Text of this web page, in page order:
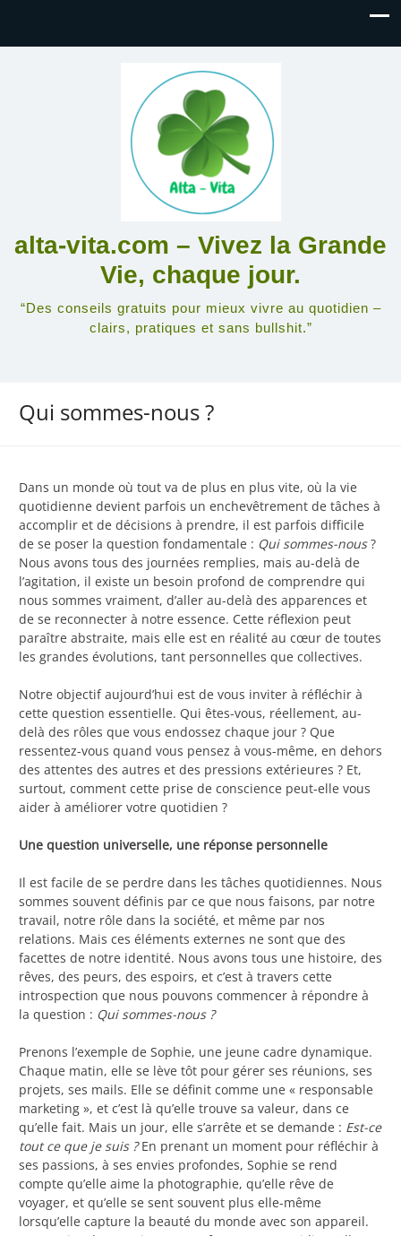
alta-vita.com – Vivez la Grande
Vie, chaque jour.
“Des conseils gratuits pour mieux vivre au quotidien –
clairs, pratiques et sans bullshit.”
Qui sommes-nous ?
Dans un monde où tout va de plus en plus vite, où la vie
quotidienne devient parfois un enchevêtrement de tâches à
accomplir et de décisions à prendre, il est parfois difficile
de se poser la question fondamentale : Qui sommes-nous?
Nous avons tous des journées remplies, mais au-delà de
l’agitation, il existe un besoin profond de comprendre qui
nous sommes vraiment, d’aller au-delà des apparences et
de se reconnecter à notre essence. Cette réflexion peut
paraître abstraite, mais elle est en réalité au cœur de toutes
les grandes évolutions, tant personnelles que collectives.
Notre objectif aujourd’hui est de vous inviter à réfléchir à
cette question essentielle. Qui êtes-vous, réellement, au-
delà des rôles que vous endossez chaque jour ? Que
ressentez-vous quand vous pensez à vous-même, en dehors
des attentes des autres et des pressions extérieures ? Et,
surtout, comment cette prise de conscience peut-elle vous
aider à améliorer votre quotidien ?
Une question universelle, une réponse personnelle
Il est facile de se perdre dans les tâches quotidiennes. Nous
sommes souvent définis par ce que nous faisons, par notre
travail, notre rôle dans la société, et même par nos
relations. Mais ces éléments externes ne sont que des
facettes de notre identité. Nous avons tous une histoire, des
rêves, des peurs, des espoirs, et c’est à travers cette
introspection que nous pouvons commencer à répondre à
la question : Qui sommes-nous ?
Prenons l’exemple de Sophie, une jeune cadre dynamique.
Chaque matin, elle se lève tôt pour gérer ses réunions, ses
projets, ses mails. Elle se définit comme une « responsable
marketing », et c’est là qu’elle trouve sa valeur, dans ce
qu’elle fait. Mais un jour, elle s’arrête et se demande : Est-ce
tout ce que je suis ?En prenant un moment pour réfléchir à
ses passions, à ses envies profondes, Sophie se rend
compte qu’elle aime la photographie, qu’elle rêve de
voyager, et qu’elle se sent souvent plus elle-même
lorsqu’elle capture la beauté du monde avec son appareil.